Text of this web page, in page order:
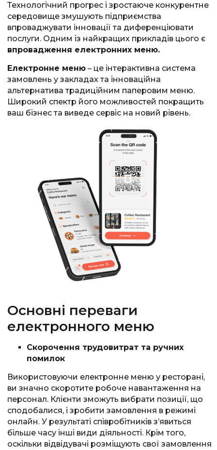
Технологічний прогрес і зростаюче конкурентне
середовище змушують підприємства
впроваджувати інновації та диференціювати
послуги. Одним із найкращих прикладів цього є
впровадження електронних меню.
Електронне меню – це інтерактивна система
замовлень у закладах та інноваційна
альтернатива традиційним паперовим меню.
Широкий спектр його можливостей покращить
ваш бізнес та виведе сервіс на новий рівень.
Основні переваги
електронного меню
Скорочення трудовитрат та ручних
помилок
Використовуючи електронне меню у ресторані,
ви значно скоротите робоче навантаження на
персонал. Клієнти зможуть вибрати позиції, що
сподобалися, і зробити замовлення в режимі
онлайн. У результаті співробітників з’явиться
більше часу інші види діяльності. Крім того,
оскільки відвідувачі розміщують свої замовлення